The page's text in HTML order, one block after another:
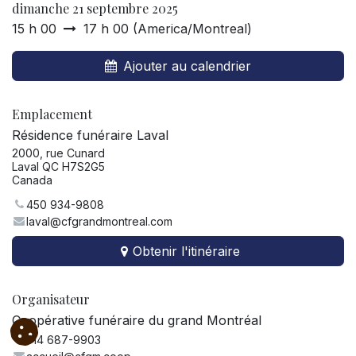
dimanche 21 septembre 2025
15 h 00 17 h 00 (America/Montreal)
Ajouter au calendrier
Emplacement
Résidence funéraire Laval
2000, rue Cunard
Laval QC H7S2G5
Canada
450 934-9808
laval@cfgrandmontreal.com
Obtenir l'itinéraire
Organisateur
Coopérative funéraire du grand Montréal
514 687-9903